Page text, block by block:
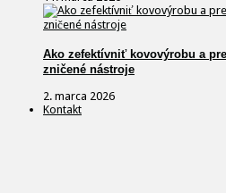
Ako zefektívniť kovovýrobu a
zničené nástroje
2. marca 2026
Kontakt